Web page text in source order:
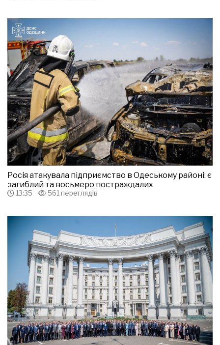
Росія атакувала підприємство в Одеському районі: є
загиблий та восьмеро постраждалих
13:35 561 переглядів